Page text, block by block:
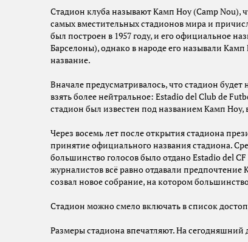
Стадион клуба называют Камп Ноу (Camp Nou),
самых вместительных стадионов мира и
был построен в 1957 году, и его официальное
Барселоны), однако в народе его называли
название.
Вначале предусматривалось, что стадион
взять более нейтральное: Estadio del Club de
стадион был известен под названием Камп
Через восемь лет после открытия стадиона
принятие официального названия стадиона.
большинство голосов было отдано Estadio del
журналистов всё равно отдавали предпочтение
созвал новое собрание, на котором
Стадион можно смело включать в список
Размеры стадиона впечатляют. На сегодняшний